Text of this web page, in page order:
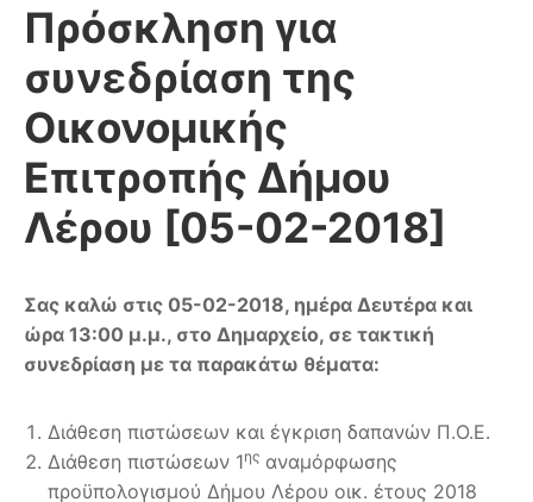
Πρόσκληση για
συνεδρίαση της
Οικονομικής
Επιτροπής Δήμου
Λέρου [05-02-2018]
Σας καλώ στις 05-02-2018, ημέρα Δευτέρα και
ώρα 13:00 μ.μ., στο Δημαρχείο, σε τακτική
συνεδρίαση με τα παρακάτω θέματα:
Διάθεση πιστώσεων και έγκριση δαπανών Π.Ο.Ε.
Διάθεση πιστώσεων 1ης αναμόρφωσης
προϋπολογισμού Δήμου Λέρου οικ. έτους 2018